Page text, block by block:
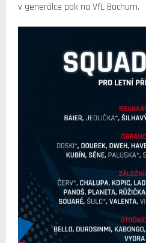
v generálce pak na VfL Bochum.